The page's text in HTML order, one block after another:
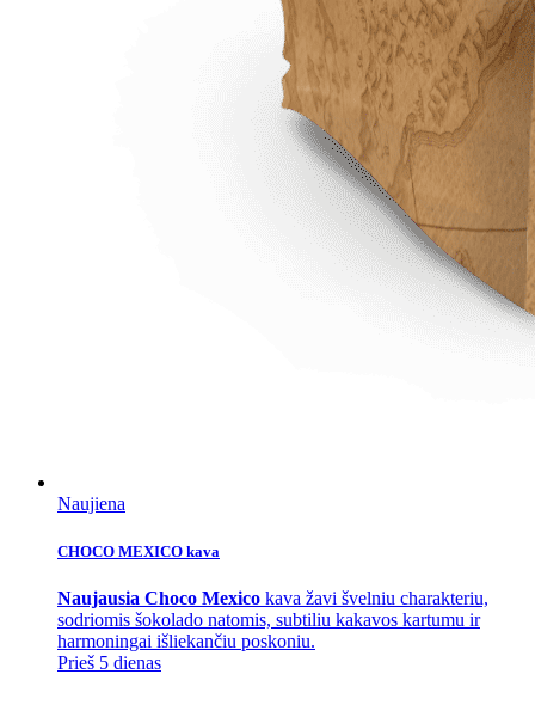
Naujiena
CHOCO MEXICO kava
Naujausia Choco Mexico kava žavi švelniu charakteriu,
sodriomis šokolado natomis, subtiliu kakavos kartumu ir
harmoningai išliekančiu poskoniu.
Prieš 5 dienas